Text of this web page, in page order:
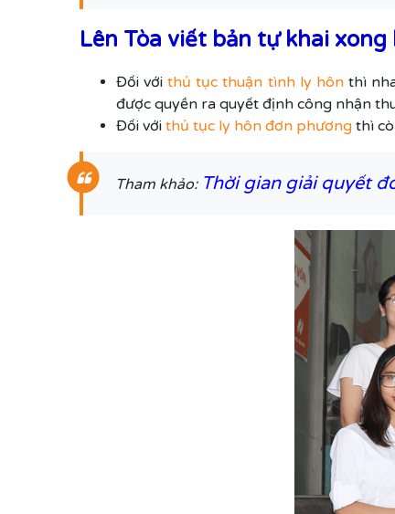
Lên Tòa viết bản tự khai
Đối vớithủ tục thuận tình ly hônthì
được quyền ra quyết định công nhận
Đối với thủ tục ly hôn đơn phương thì
Tham khảo: Thời gian giải quyết